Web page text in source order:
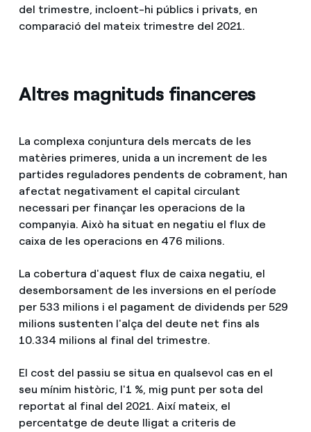
del trimestre, incloent-hi públics i privats, en
comparació del mateix trimestre del 2021.
Altres magnituds financeres
La complexa conjuntura dels mercats de les
matèries primeres, unida a un increment de les
partides reguladores pendents de cobrament, han
afectat negativament el capital circulant
necessari per finançar les operacions de la
companyia. Això ha situat en negatiu el flux de
caixa de les operacions en 476 milions.
La cobertura d'aquest flux de caixa negatiu, el
desemborsament de les inversions en el període
per 533 milions i el pagament de dividends per 529
milions sustenten l'alça del deute net fins als
10.334 milions al final del trimestre.
El cost del passiu se situa en qualsevol cas en el
seu mínim històric, l'1 %, mig punt per sota del
reportat al final del 2021. Així mateix, el
percentatge de deute lligat a criteris de